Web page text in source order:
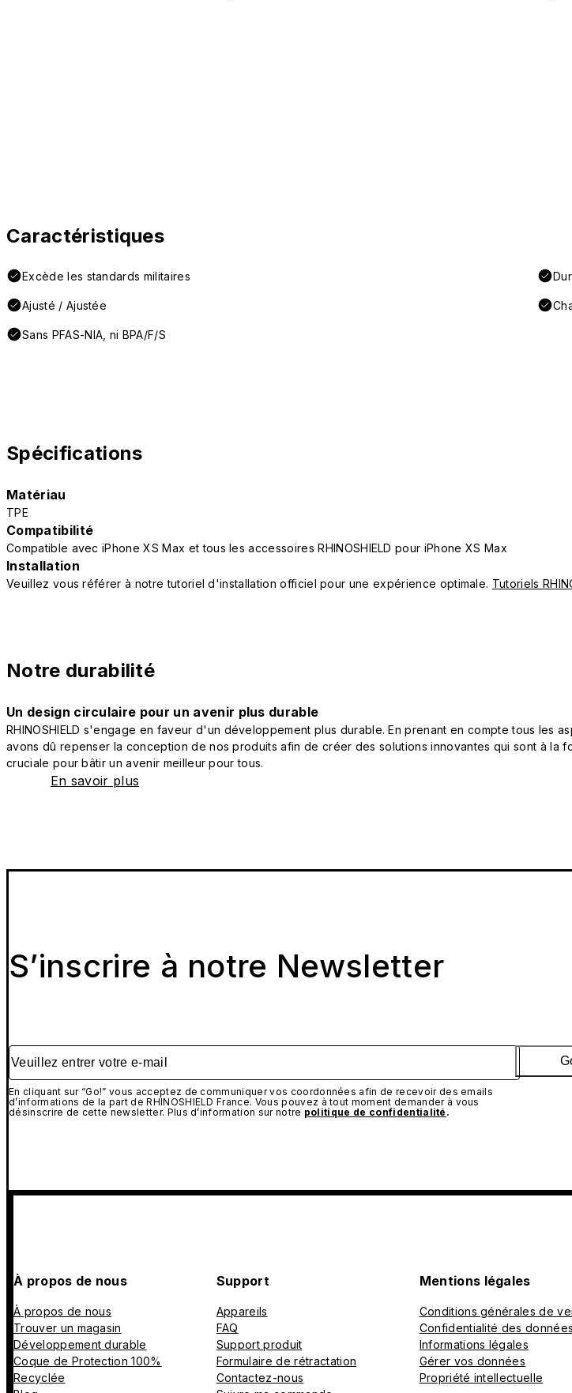
Caractéristiques
Excède les standards militaires
Ajusté / Ajustée
Sans PFAS-NIA, ni BPA/F/S
Spécifications
Matériau
TPE
Compatibilité
Compatible avec iPhone XS Max et tous les accessoires RHINOSHIELD pour iPhone XS Max
Installation
Veuillez vous référer à notre tutoriel d'installation officiel pour une expérience optimale. Tutoriels
Notre durabilité
Un design circulaire pour un avenir plus durable
RHINOSHIELD s'engage en faveur d'un développement plus durable. En prenant en compte tous
avons dû repenser la conception de nos produits afin de créer des solutions innovantes qui sont à la
cruciale pour bâtir un avenir meilleur pour tous.
En savoir plus
S’inscrire à notre Newsletter
Veuillez entrer votre e-mail
En cliquant sur “Go!” vous acceptez de communiquer vos coordonnées afin de recevoir des emails
d’informations de la part de RHINOSHIELD France. Vous pouvez à tout moment demander à vous
désinscrire de cette newsletter. Plus d’information sur notre politique de confidentialité .
À propos de nous
À propos de nous
Trouver un magasin
Développement durable
Coque de Protection 100%
Recyclée
Support
Appareils
FAQ
Support produit
Formulaire de rétractation
Contactez-nous
Mentions légales
Conditions générales de
Confidentialité des données
Informations légales
Gérer vos données
Propriété intellectuelle